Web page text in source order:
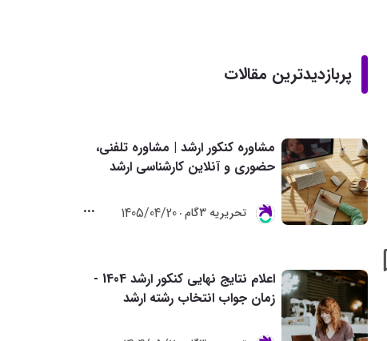
پربازدیدترین مقالات
مشاوره کنکور ارشد | مشاوره تلفنی،
حضوری و آنلاین کارشناسی ارشد
تحريريه 3گام 1405/04/20
اعلام نتایج نهایی کنکور ارشد 1404 -
زمان جواب انتخاب رشته ارشد